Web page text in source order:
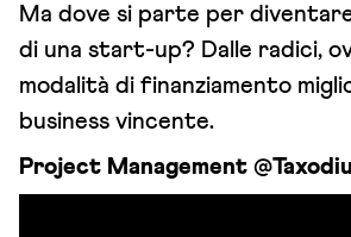
Ma dove si parte per
di una start-up? Dalle radici,
modalità di finanziamento
business vincente.
Project Management